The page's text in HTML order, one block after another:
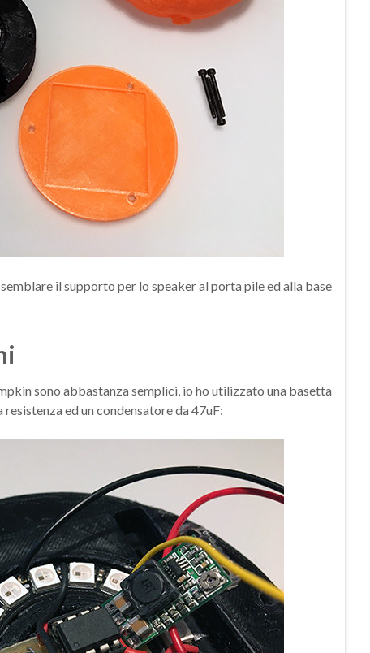
il supporto per lo speaker al porta pile ed alla base
sono abbastanza semplici, io ho utilizzato una basetta
ed un condensatore da 47uF: